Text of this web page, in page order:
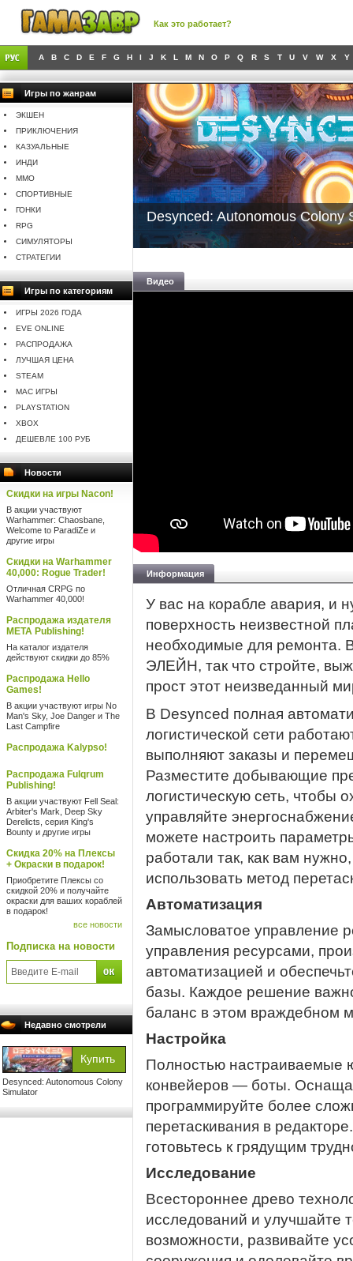
Как это работает?
A B C D E F G H I J K L M N O P Q R S T U V W X Y
Игры по жанрам
ЭКШЕН
ПРИКЛЮЧЕНИЯ
КАЗУАЛЬНЫЕ
ИНДИ
MMO
СПОРТИВНЫЕ
ГОНКИ
RPG
СИМУЛЯТОРЫ
СТРАТЕГИИ
Игры по категориям
ИГРЫ 2026 ГОДА
EVE ONLINE
РАСПРОДАЖА
ЛУЧШАЯ ЦЕНА
STEAM
MAC ИГРЫ
PLAYSTATION
XBOX
ДЕШЕВЛЕ 100 РУБ
Новости
Скидки на игры Nacon!
В акции участвуют
Warhammer: Chaosbane,
Welcome to ParadiZe и
другие игры
Скидки на Warhammer
40,000: Rogue Trader!
Отличная CRPG по
Warhammer 40,000!
Распродажа издателя
META Publishing!
На каталог издателя
действуют скидки до 85%
Распродажа Hello
Games!
В акции участвуют игры No
Man's Sky, Joe Danger и The
Last Campfire
Распродажа Kalypso!
Распродажа Fulqrum
Publishing!
В акции участвуют Fell Seal:
Arbiter's Mark, Deep Sky
Derelicts, серия King's
Bounty и другие игры
Скидка 20% на Плексы
+ Окраски в подарок!
Приобретите Плексы со
скидкой 20% и получайте
окраски для ваших кораблей
в подарок!
все новости
Подписка на новости
Недавно смотрели
Desynced: Autonomous Colony
Simulator
Desynced: Autonomous Colony
Видео
Информация
У вас на корабле авария, и
поверхность неизвестной
необходимые для ремонта.
ЭЛЕЙН, так что стройте,
прост этот неизведанный
В Desynced полная
логистической сети
выполняют заказы и
Разместите добывающие
логистическую сеть, чтобы
управляйте
можете настроить
работали так, как вам
использовать метод
Автоматизация
Замысловатое управление
управления ресурсами,
автоматизацией и
базы. Каждое решение
баланс в этом враждебном
Настройка
Полностью настраиваемые
конвейеров — боты.
программируйте более
перетаскивания в
готовьтесь к грядущим
Исследование
Всестороннее древо
исследований и улучшайте
возможности, развивайте